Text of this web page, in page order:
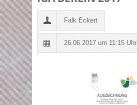
Falk Eckert
26.06.2017 um 11:15 Uhr